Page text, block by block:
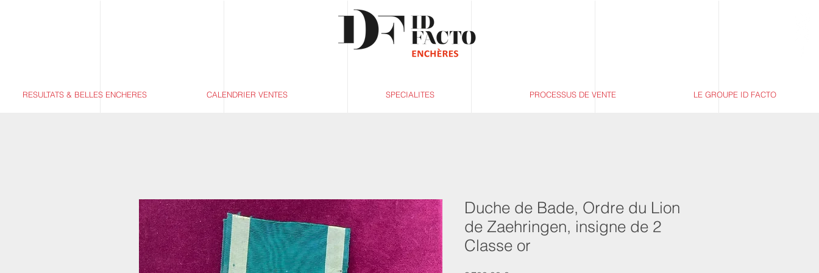
RESULTATS & BELLES ENCHERES CALENDRIER VENTES SPECIALITES PROCESSUS DE VENTE LE GROUPE ID FACTO
Duche de Bade, Ordre du Lion
de Zaehringen, insigne de 2
Classe or